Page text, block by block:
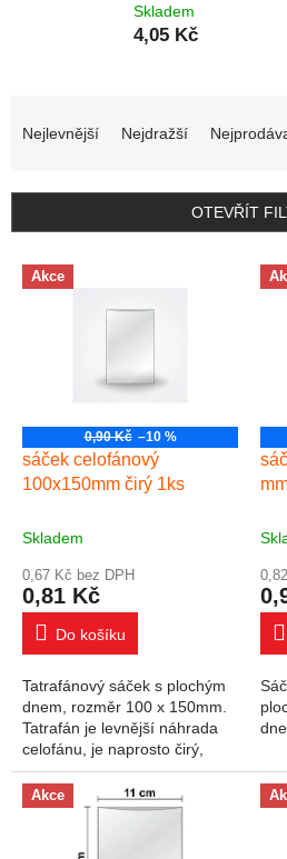
Skladem
4,05 Kč
Nejlevnější Nejdražší
OTEVŘÍT
Výpis produktů
Akce
0,90 Kč –10 %
sáček celofánový
100x150mm čirý 1ks
Skladem
0,67 Kč bez DPH
0,81 Kč
Do košíku
Tatrafánový sáček s plochým
dnem, rozměr 100 x 150mm.
Tatrafán je levnější náhrada
celofánu, je naprosto čirý,
nesnáší vysoké teploty - dá se
svařovat. Po přehnutí se
vrací...
Akce